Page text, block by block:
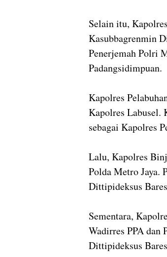
Selain itu,
Kasubbagrenmin
Penerjemah Polri
Padangsidimpuan.
Kapolres
Kapolres Labusel.
sebagai Kapolres
Lalu, Kapolres
Polda Metro Jaya.
Dittipideksus
Sementara,
Wadirres PPA dan
Dittipideksus